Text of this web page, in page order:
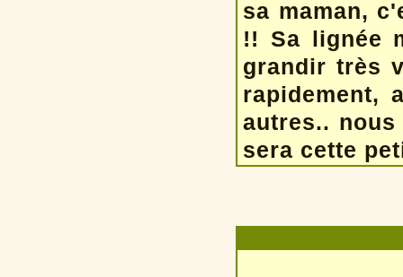
sa maman,
!! Sa lignée
grandir très
rapidement,
autres..
sera cette